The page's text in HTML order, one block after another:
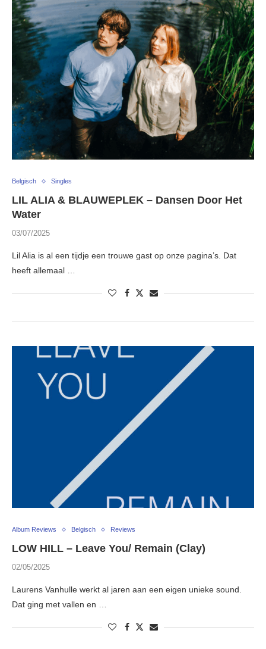
Belgisch Singles
LIL ALIA & BLAUWEPLEK – Dansen Door Het
Water
03/07/2025
Lil Alia is al een tijdje een trouwe gast op onze pagina’s. Dat
heeft allemaal …
Album Reviews Belgisch Reviews
LOW HILL – Leave You/ Remain (Clay)
02/05/2025
Laurens Vanhulle werkt al jaren aan een eigen unieke sound.
Dat ging met vallen en …